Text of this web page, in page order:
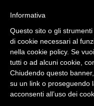
CINEMA
DIGITALE
EDITORIA
Informativa
Questo sito o gli
di cookie necessari al
nella cookie policy. Se
tutti o ad alcuni cookie,
Chiudendo questo
su un link o proseguendo
acconsenti all’uso dei